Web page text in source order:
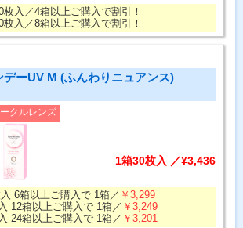
枚入／4箱以上ご購入で割引！
枚入／8箱以上ご購入で割引！
デーUV M (ふんわりニュアンス)
クルレンズ
1箱30枚入 ／¥3,436
6箱以上ご購入で 1箱／ ￥3,299
12箱以上ご購入で 1箱／ ￥3,249
24箱以上ご購入で 1箱／ ￥3,201